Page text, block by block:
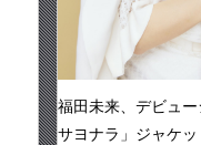
福田未来、デビュ
サヨナラ」ジャケ